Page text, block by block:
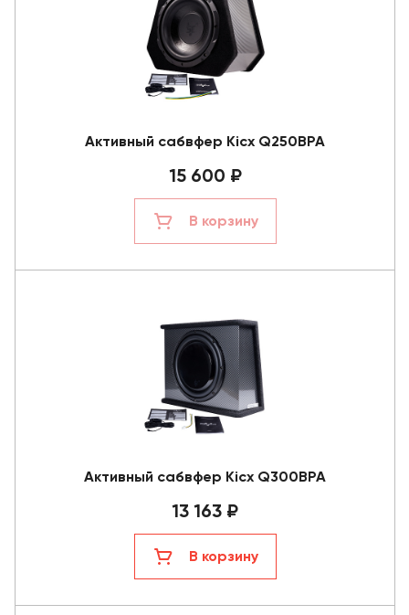
Активный сабвфер Kicx Q250BPA
15 600 ₽
В корзину
Активный сабвфер Kicx Q300BPA
13 163 ₽
В корзину